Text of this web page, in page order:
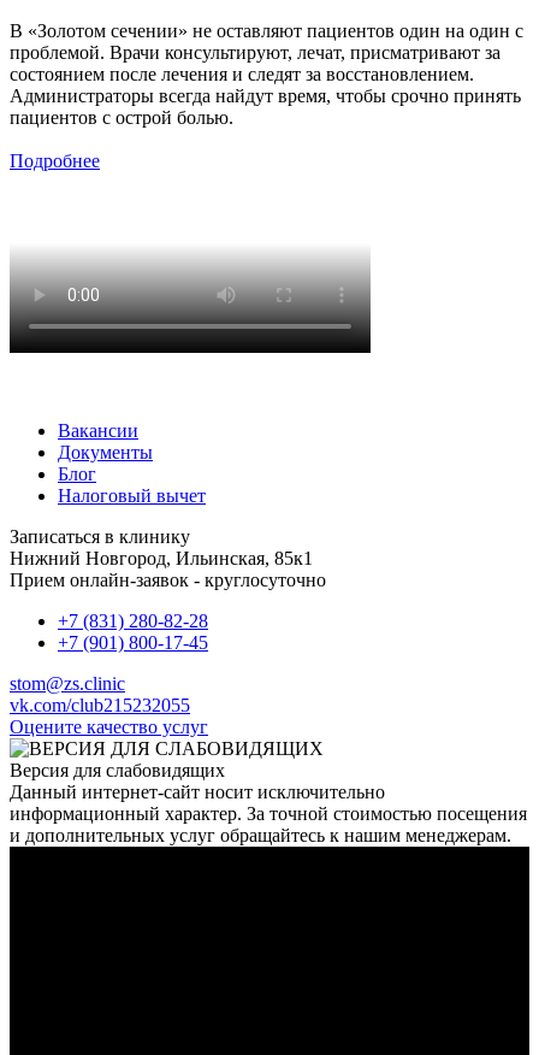
В «Золотом сечении» не оставляют пациентов один на один с
проблемой. Врачи консультируют, лечат, присматривают за
состоянием после лечения и следят за восстановлением.
Администраторы всегда найдут время, чтобы срочно принять
пациентов с острой болью.
Подробнее
Вакансии
Документы
Блог
Налоговый вычет
Записаться в клинику
Нижний Новгород, Ильинская, 85к1
Прием онлайн-заявок - круглосуточно
+7 (831) 280-82-28
+7 (901) 800-17-45
stom@zs.clinic
vk.com/club215232055
Оцените качество услуг
Версия для слабовидящих
Данный интернет-сайт носит исключительно
информационный характер. За точной стоимостью посещения
и дополнительных услуг обращайтесь к нашим менеджерам.